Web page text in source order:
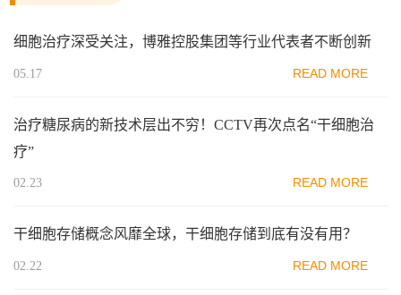
细胞治疗​深受关注，博雅控股集团等行业代表者不断创新
05.17 READ MORE
治疗糖尿病的新技术层出不穷！CCTV再次点名“干细胞治
疗”
02.23 READ MORE
干细胞存储概念风靡全球，干细胞存储到底有没有用？
02.22 READ MORE